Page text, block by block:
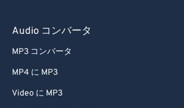
Audio コンバータ
MP3 コンバータ
MP4 に MP3
Video に MP3